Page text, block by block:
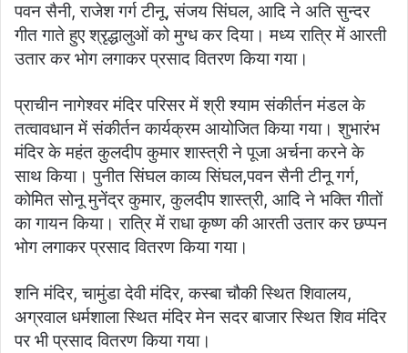
पवन सैनी, राजेश गर्ग टीनू, संजय सिंघल, आदि ने अति सुन्दर
गीत गाते हुए श्रृद्धालुओं को मुग्ध कर दिया। मध्य रात्रि में आरती
उतार कर भोग लगाकर प्रसाद वितरण किया गया।
प्राचीन नागेश्वर मंदिर परिसर में श्री श्याम संकीर्तन मंडल के
तत्वावधान में संकीर्तन कार्यक्रम आयोजित किया गया। शुभारंभ
मंदिर के महंत कुलदीप कुमार शास्त्री ने पूजा अर्चना करने के
साथ किया। पुनीत सिंघल काव्य सिंघल,पवन सैनी टीनू गर्ग,
कोमित सोनू मुनेंद्र कुमार, कुलदीप शास्त्री, आदि ने भक्ति गीतों
का गायन किया। रात्रि में राधा कृष्ण की आरती उतार कर छप्पन
भोग लगाकर प्रसाद वितरण किया गया।
शनि मंदिर, चामुंडा देवी मंदिर, कस्बा चौकी स्थित शिवालय,
अग्रवाल धर्मशाला स्थित मंदिर मेन सदर बाजार स्थित शिव मंदिर
पर भी प्रसाद वितरण किया गया।